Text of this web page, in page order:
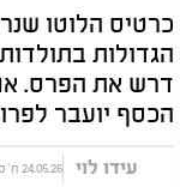
כרטיס הלוטו
הגדולות
דרש את הפרס.
הכסף יועבר
עידו לוי 24.05.26 ח' סיון התשפ"ו